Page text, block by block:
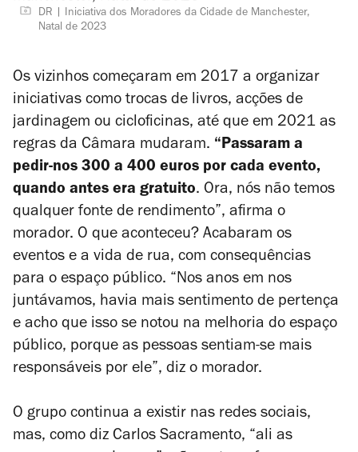
DR
Iniciativa dos Moradores da Cidade de Manchester,
Natal de 2023
Os vizinhos começaram em 2017 a organizar
iniciativas como trocas de livros, acções de
jardinagem ou cicloficinas, até que em 2021 as
regras da Câmara mudaram. “Passaram a
pedir-nos 300 a 400 euros por cada evento,
quando antes era gratuito. Ora, nós não temos
qualquer fonte de rendimento”, afirma o
morador. O que aconteceu? Acabaram os
eventos e a vida de rua, com consequências
para o espaço público. “Nos anos em nos
juntávamos, havia mais sentimento de pertença
e acho que isso se notou na melhoria do espaço
público, porque as pessoas sentiam-se mais
responsáveis por ele”, diz o morador.
O grupo continua a existir nas redes sociais,
mas, como diz Carlos Sacramento, “ali as